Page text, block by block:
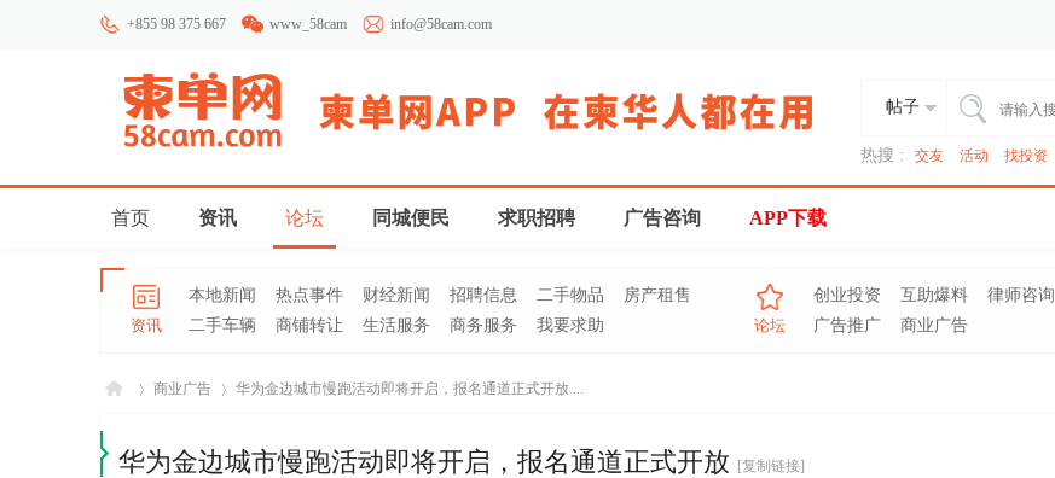
+855 98 375 667 www_58cam info@58cam.com
帖子
热搜 : 交友 活动 找投资
首页 资讯 论坛 同城便民 求职招聘 广告咨询 APP下载
资讯
本地新闻 热点事件 财经新闻 招聘信息 二手物品
房产租售
二手车辆
商铺转让 生活服务 商务服务 我要求助 论坛
创业投资 互助爆料
律师咨询
广告推广
商业广告
商业广告 华为金边城市慢跑活动即将开启，报名通道正式开放 ...
华为金边城市慢跑活动即将开启，报名通道正式开放 [复制链接]